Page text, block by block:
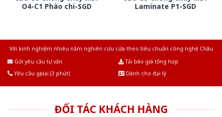
O4-C1 Phào chi-SGD
Laminate P1-SGD
Với kinh nghiệm nhiêu năm nghiên cứu cửa theo tiêu chuẩn công nghệ Châu
Gửi yêu cầu tư vấn
Tải báo giá tổng hợp
Yêu cầu gọi lại (3 phút)
Dành cho đại lý
ĐỐI TÁC KHÁCH HÀNG